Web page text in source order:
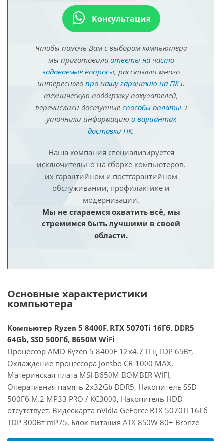
Консультация
Чтобы помочь Вам с выбором компьютера
мы приготовили ответы на часто
задаваемые вопросы, рассказали много
интересного про нашу гарантию на ПКи
техническую поддержку покупателей,
перечислили доступные способы оплатыи
уточнили информацию о вариантах
доставки ПК.
Наша компания специализируется
исключительно на сборке компьютеров,
их гарантийном и постгарантийном
обслуживании, профилактике и
модернизации.
Мы не стараемся охватить всё, мы
стремимся быть лучшими в своей
области.
Основные характеристики
компьютера
Компьютер Ryzen 5 8400F, RTX 5070Ti 16Гб, DDR5
64Gb, SSD 500Гб, B650M WiFi
Процессор AMD Ryzen 5 8400F 12x4.7 ГГц TDP 65Вт,
Охлаждение процессора Jonsbo CR-1000 MAX,
Материнская плата MSI B650M BOMBER WIFI,
Оперативная память 2x32Gb DDR5, Накопитель SSD
500Гб M.2 MP33 PRO / KC3000, Накопитель HDD
отсутствует, Видеокарта nVidia GeForce RTX 5070Ti 16Гб
TDP 300Вт mP75, Блок питания ATX 850W 80+ Bronze